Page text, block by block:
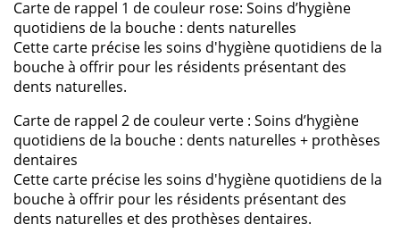
Carte de rappel 1 de couleur rose: Soins d’hygiène
quotidiens de la bouche : dents naturelles
Cette carte précise les soins d'hygiène quotidiens de la
bouche à offrir pour les résidents présentant des
dents naturelles.
Carte de rappel 2 de couleur verte : Soins d’hygiène
quotidiens de la bouche : dents naturelles + prothèses
dentaires
Cette carte précise les soins d'hygiène quotidiens de la
bouche à offrir pour les résidents présentant des
dents naturelles et des prothèses dentaires.